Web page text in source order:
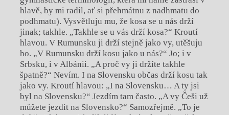
hlavě, by mi radil, ať si přehmátnu z nadhmatu do
podhmatu). Vysvětluju mu, že kosa se u nás drží
jinak; takhle. „Takhle se u vás drží kosa?“ Kroutí
hlavou. V Rumunsku ji drží stejně jako vy, utěšuju
ho. „V Rumunsku drží kosu jako u nás?“ Jo; i v
Srbsku, i v Albánii. „A proč vy ji držíte takhle
špatně?“ Nevím. I na Slovensku občas drží kosu tak
jako vy. Kroutí hlavou: „I na Slovensku… A ty jsi
byl na Slovensku?“ Jezdím tam často. „A vy Češi už
můžete jezdit na Slovensko?“ Samozřejmě. „To je